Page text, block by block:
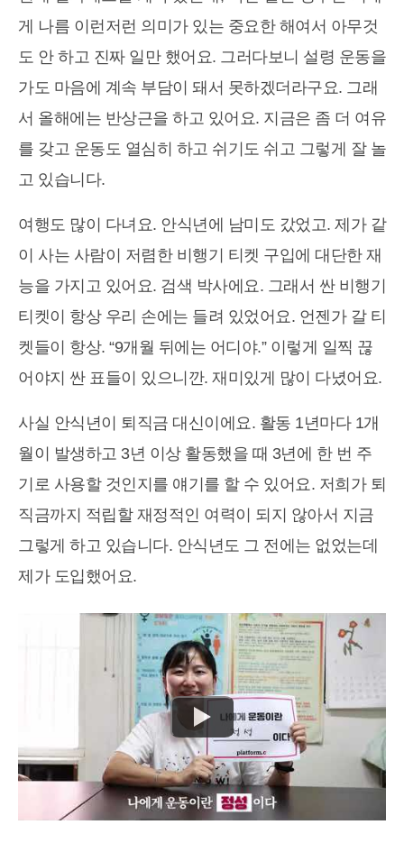
게 나름 이런저런 의미가 있는 중요한 해여서 아무것
도 안 하고 진짜 일만 했어요. 그러다보니 설령 운동을
가도 마음에 계속 부담이 돼서 못하겠더라구요. 그래
서 올해에는 반상근을 하고 있어요. 지금은 좀 더 여유
를 갖고 운동도 열심히 하고 쉬기도 쉬고 그렇게 잘 놀
고 있습니다.
여행도 많이 다녀요. 안식년에 남미도 갔었고. 제가 같
이 사는 사람이 저렴한 비행기 티켓 구입에 대단한 재
능을 가지고 있어요. 검색 박사에요. 그래서 싼 비행기
티켓이 항상 우리 손에는 들려 있었어요. 언젠가 갈 티
켓들이 항상. “9개월 뒤에는 어디야.” 이렇게 일찍 끊
어야지 싼 표들이 있으니깐. 재미있게 많이 다녔어요.
사실 안식년이 퇴직금 대신이에요. 활동 1년마다 1개
월이 발생하고 3년 이상 활동했을 때 3년에 한 번 주
기로 사용할 것인지를 얘기를 할 수 있어요. 저희가 퇴
직금까지 적립할 재정적인 여력이 되지 않아서 지금
그렇게 하고 있습니다. 안식년도 그 전에는 없었는데
제가 도입했어요.